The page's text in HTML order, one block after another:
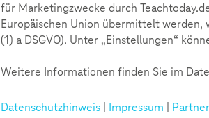
Lesezeit:2Minuten
für Marketingzwecke durch
Europäischen Union übermittelt werden,
(1) a DSGVO). Unter „Einstellungen“
Weitere Informationen finden Sie im
Datenschutzhinweis Impressum